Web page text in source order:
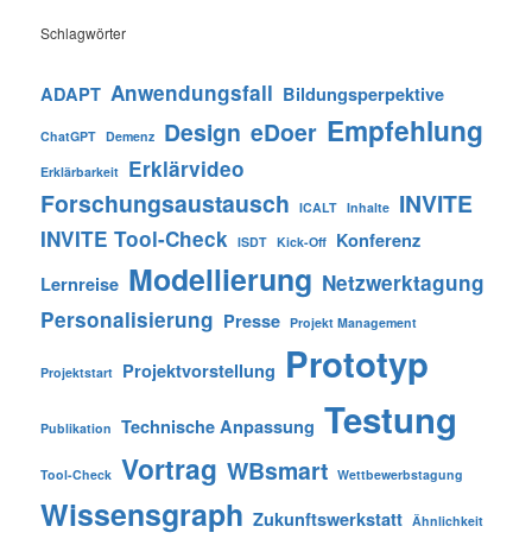
Schlagwörter
ADAPT Anwendungsfall Bildungsperpektive
ChatGPT Demenz Design eDoer Empfehlung
Erklärbarkeit Erklärvideo
Forschungsaustausch ICALT Inhalte INVITE
INVITE Tool-Check ISDT Kick-Off Konferenz
Lernreise Modellierung Netzwerktagung
Personalisierung Presse Projekt Management
Projektstart Projektvorstellung Prototyp
Publikation Technische Anpassung Testung
Tool-Check Vortrag WBsmart Wettbewerbstagung
Wissensgraph Zukunftswerkstatt Ähnlichkeit